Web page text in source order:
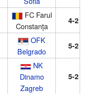
FC Farul
Constanța
4-2
OFK
Belgrado
5-2
NK
Dinamo
Zagreb
5-2